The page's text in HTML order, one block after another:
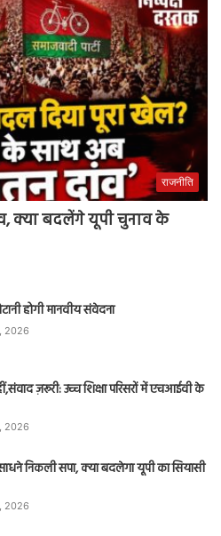
राजनीति
क्या बदलेंगे यूपी चुनाव के
होगी मानवीय संवेदना
2026
ज़रूरी: उच्च शिक्षा परिसरों में एचआईवी के
2026
साधने निकली सपा, क्या बदलेगा यूपी का सियासी
2026